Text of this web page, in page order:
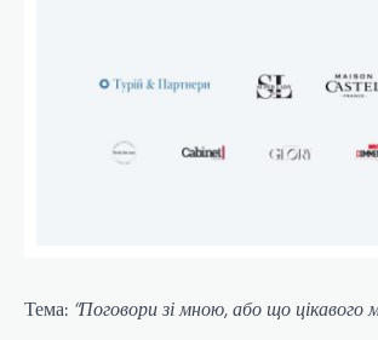
Тема: “Поговори зі мною, або що